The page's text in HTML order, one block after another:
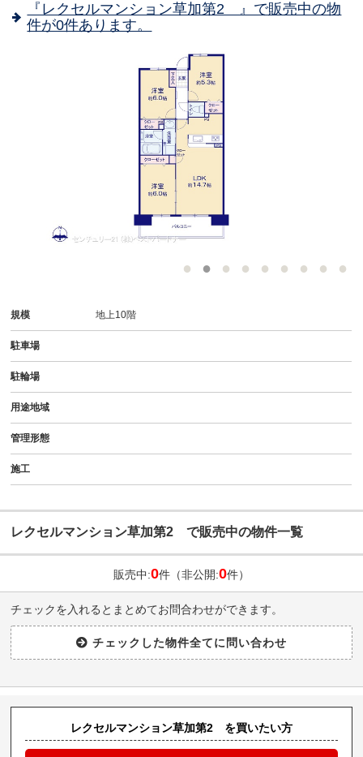
『レクセルマンション草加第2 』で販売中の物
件が0件あります。
規模 地上10階
駐車場
駐輪場
用途地域
管理形態
施工
レクセルマンション草加第2 で販売中の物件一覧
販売中:0件（非公開:0件）
チェックを入れるとまとめてお問合わせができます。
レクセルマンション草加第2 を買いたい方